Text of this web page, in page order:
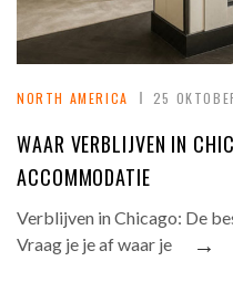
NORTH AMERICA 25
WAAR VERBLIJVEN IN
ACCOMMODATIE
Verblijven in Chicago: De
Vraag je je af waar je
→